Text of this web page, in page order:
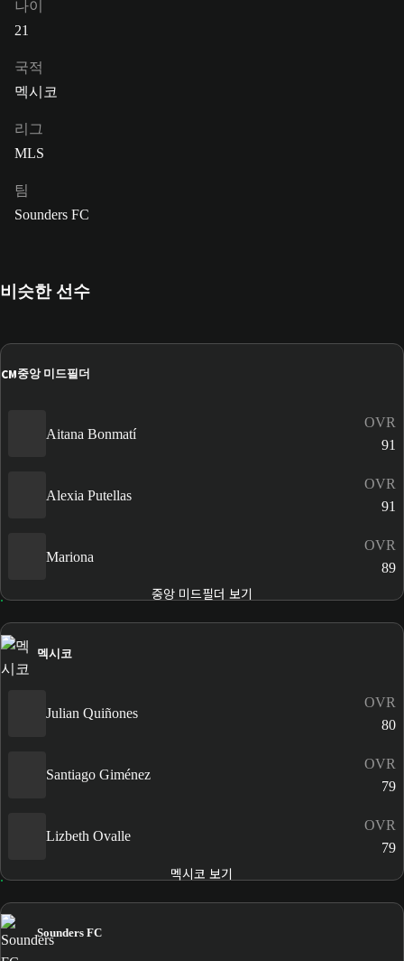
나이
21
국적
멕시코
리그
MLS
팀
Sounders FC
비슷한 선수
CM중앙 미드필더
Aitana Bonmatí
OVR
91
Alexia Putellas
OVR
91
Mariona
OVR
89
중앙 미드필더 보기
멕시코
Julian Quiñones
OVR
80
Santiago Giménez
OVR
79
Lizbeth Ovalle
OVR
79
멕시코 보기
Sounders FC